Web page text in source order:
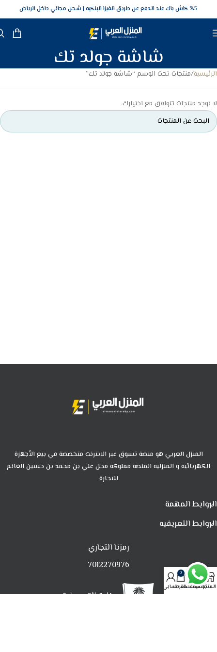
5‎% كاش باك عند الدفع عن طريق الفيزا البنكيه شحن مجاني داخل الرياض
شاشة جولد تك
الرئيسية منتجات تحت الوسم “شاشة جولد تك”
لا توجد منتجات تتوافق مع اختيارك.
المنزل العربي هو منصة تسوق عبر الانترنت متخصصة في بيع الأجهزة
الكهربائية و المنزلية المنصة مملوكه محل علي بن محمد بن حسين الغانم
للتجارة
الروابط المهمة
الروابط التعريفيه
رمزنا التجاري
7012270976
المتجرتصفيةالمفضلة
0
العربةحسابي